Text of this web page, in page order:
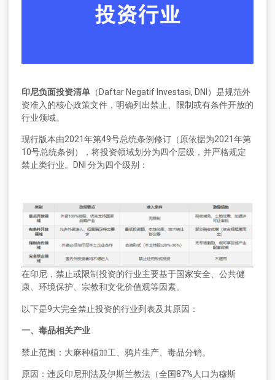
印尼负面投资清单 （Daftar Negatif Investasi, DNI）是规范外
资准入的核心政策文件，明确列出禁止、限制或有条件开放的
行业领域。
现行版本由2021年第49号总统条例修订（原依据为2021年第
10号总统条例），将投资领域划分为四个层级，并严格规定
禁止类行业。DNI 分为四个级别：
在印尼，禁止或限制投资的行业主要基于国家安全、公共健
康、环境保护、宗教和文化价值观等因素。
以下是9大完全禁止投资的行业列表及其原因：
一、毒品相关产业
禁止范围：大麻种植加工、鸦片生产、毒品分销。
原因：违反印尼刑法及伊斯兰教法（全国87%人口为穆斯